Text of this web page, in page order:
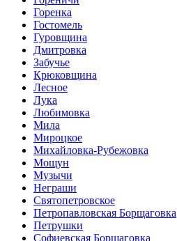
Горенка
Гостомель
Гуровщина
Дмитровка
Забучье
Крюковщина
Лесное
Лука
Любимовка
Мила
Мироцкое
Михайловка-Рубежовка
Мощун
Музычи
Неграши
Святопетровское
Петропавловская Борщаговка
Петрушки
Софиевская Борщаговка